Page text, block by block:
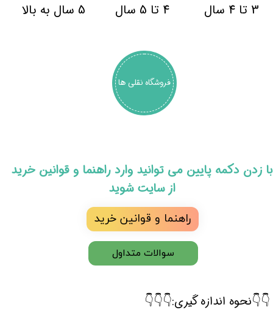
3 تا 4 سال 4 تا 5 سال 5 سال به بالا
فروشگاه نقلی ها
​​با زدن دکمه پایین می توانید وارد راهنما و قوانین خرید
از سایت شوید
راهنما و قوانین خرید
👇👇نحوه اندازه گیری:👇👇👇
سوالات متداول